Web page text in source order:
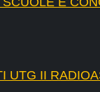
UTG II